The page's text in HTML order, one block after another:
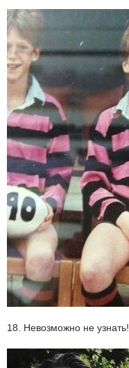
18. Невозможно не узнать!